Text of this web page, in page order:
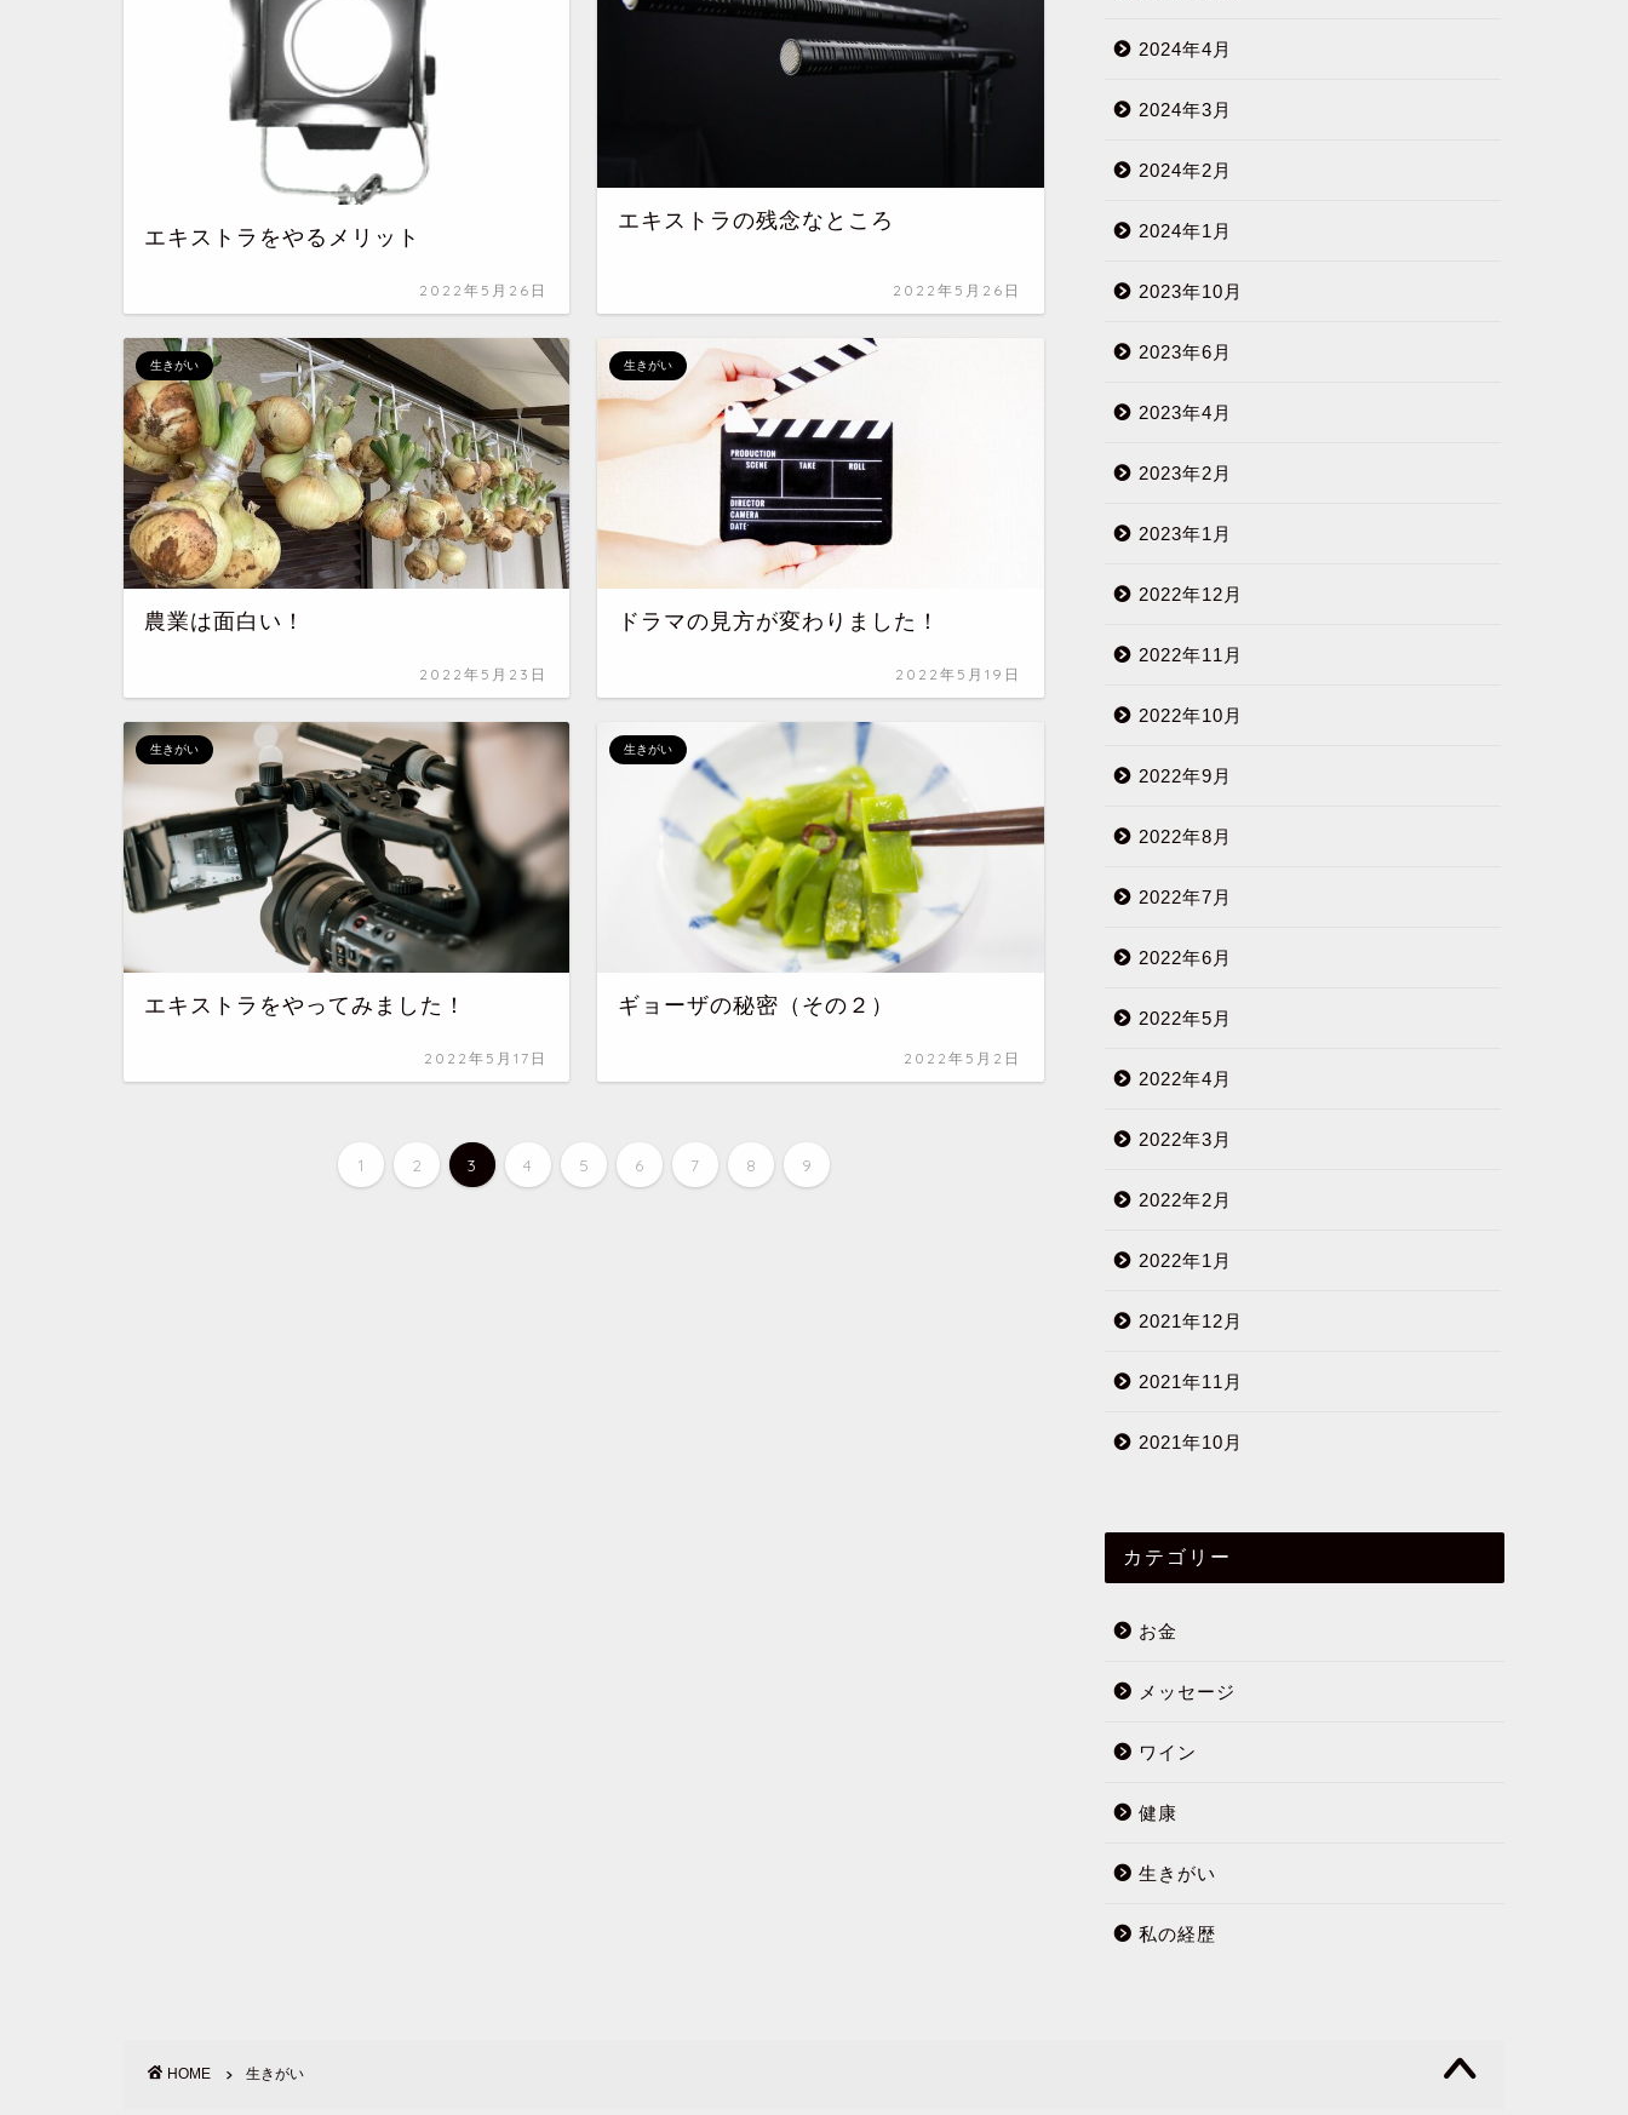
エキストラをやるメリット
2022年5月26日
エキストラの残念なところ
2022年5月26日
生きがい
農業は面白い！
2022年5月23日
生きがい
ドラマの見方が変わりました！
2022年5月19日
生きがい
エキストラをやってみました！
2022年5月17日
生きがい
ギョーザの秘密（その２）
2022年5月2日
1 2 3 4 5 6 7 8 9
2024年4月
2024年3月
2024年2月
2024年1月
2023年10月
2023年6月
2023年4月
2023年2月
2023年1月
2022年12月
2022年11月
2022年10月
2022年9月
2022年8月
2022年7月
2022年6月
2022年5月
2022年4月
2022年3月
2022年2月
2022年1月
2021年12月
2021年11月
2021年10月
カテゴリー
お金
メッセージ
ワイン
健康
生きがい
私の経歴
HOME 生きがい